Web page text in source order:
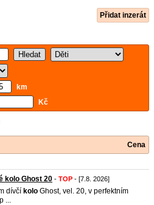
Přidat inzerát
km
Kč
Cena
kolo Ghost 20 - TOP - [7.8. 2026]
dívčí kolo Ghost, vel. 20, v perfektním
...